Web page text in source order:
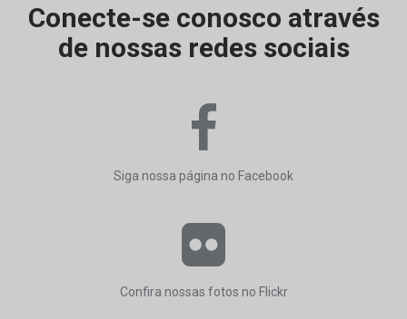
Conecte-se conosco através
de nossas redes sociais
Siga nossa página no Facebook
Confira nossas fotos no Flickr